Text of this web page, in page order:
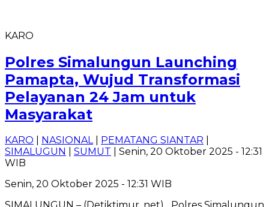
KARO
Polres Simalungun Launching
Pamapta, Wujud Transformasi
Pelayanan 24 Jam untuk
Masyarakat
KARO NASIONAL| PEMATANG SIANTAR
SIMALUGUN
SUMUT | Senin, 20 Oktober 2025 - 12:31
WIB
Senin, 20 Oktober 2025 - 12:31 WIB